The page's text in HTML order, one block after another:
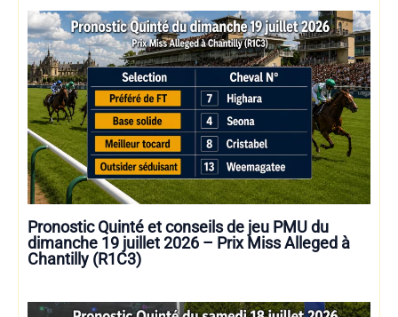
Pronostic Quinté et conseils de jeu PMU du
dimanche 19 juillet 2026 – Prix Miss Alleged à
Chantilly (R1C3)